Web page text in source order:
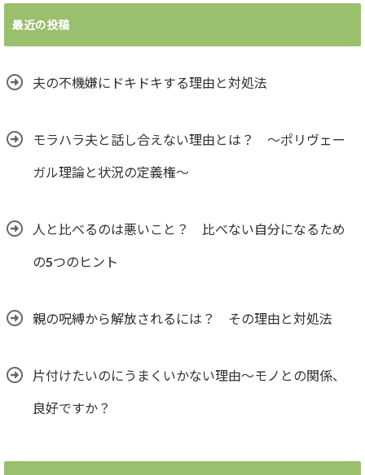
最近の投稿
夫の不機嫌にドキドキする理由と対処法
モラハラ夫と話し合えない理由とは？ ～ポリヴェー
ガル理論と状況の定義権～
人と比べるのは悪いこと？ 比べない自分になるため
の5つのヒント
親の呪縛から解放されるには？ その理由と対処法
片付けたいのにうまくいかない理由～モノとの関係、
良好ですか？